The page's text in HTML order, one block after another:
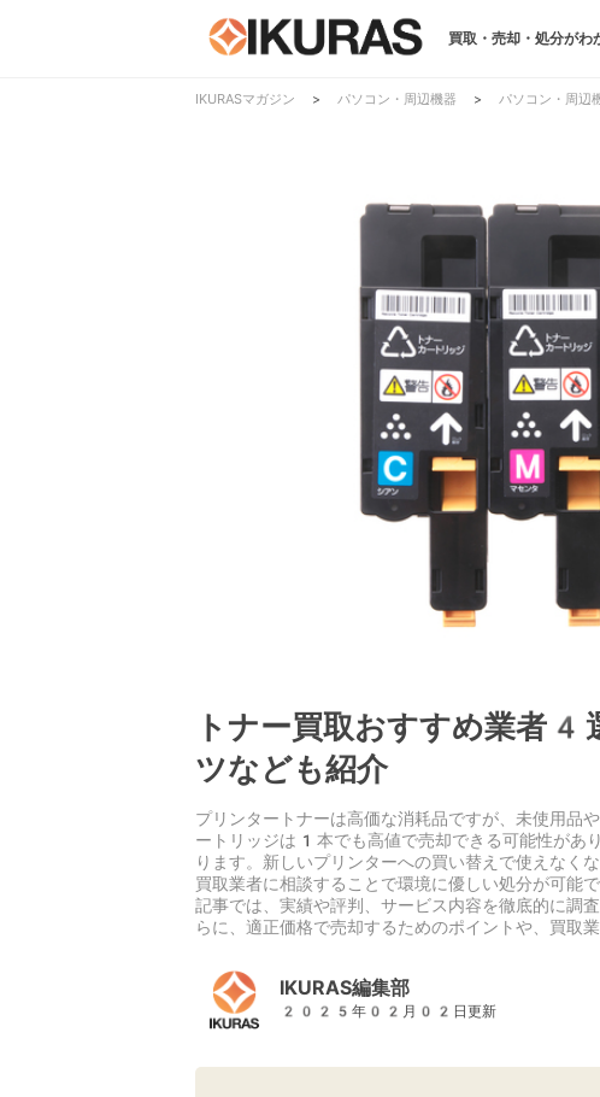
買取・売却・処分がわ
IKURASマガジン > パソコン・周辺機器 > パソコン・周辺
トナー買取おすすめ業者4
ツなども紹介
プリンタートナーは高価な消耗品ですが、未使用品
ートリッジは1本でも高値で売却できる可能性があ
ります。新しいプリンターへの買い替えで使えなく
買取業者に相談することで環境に優しい処分が可能
記事では、実績や評判、サービス内容を徹底的に調
らに、適正価格で売却するためのポイントや、買取
IKURAS編集部
2025年02月02日更新